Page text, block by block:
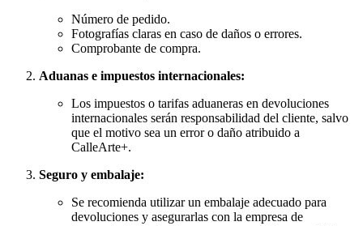
Número de pedido.
Fotografías claras en caso de daños o errores.
Comprobante de compra.
Aduanas e impuestos internacionales:
Los impuestos o tarifas aduaneras en devoluciones
internacionales serán responsabilidad del cliente, salvo
que el motivo sea un error o daño atribuido a
CalleArte+.
Seguro y embalaje:
Se recomienda utilizar un embalaje adecuado para
devoluciones y asegurarlas con la empresa de